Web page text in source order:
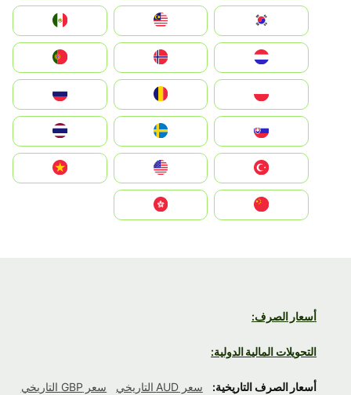
South Korea
Nederland
Portugal
România
Slovensko
United States
Vietnam
أسعار الصرف:
التحويلات المالية الدولية:
أسعار الصرف التاريخية: سعر AUD التاريخي
سعر GBP التاريخي